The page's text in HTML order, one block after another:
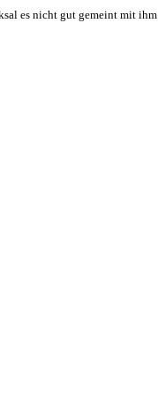
es nicht gut gemeint mit ihm.